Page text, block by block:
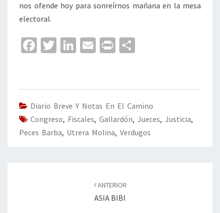
nos ofende hoy para sonreírnos mañana en la mesa
electoral.
Fa
o
o
k
T
er
Li
dI
n
E
l
Pr
p
ar
tir
Diario Breve Y Notas En El Camino
Congreso, Fiscales, Gallardón, Jueces, Justicia,
Peces Barba, Utrera Molina, Verdugos
ANTERIOR
ASIA BIBI